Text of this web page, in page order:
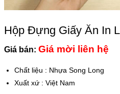
Hộp Đựng Giấy Ăn In
Giá bán: Giá mời liên hệ
Chất liệu : Nhựa Song Long
Xuất xứ : Việt Nam